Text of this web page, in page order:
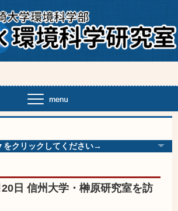
クリックしてください→
日 信州大学・榊原研究室を訪